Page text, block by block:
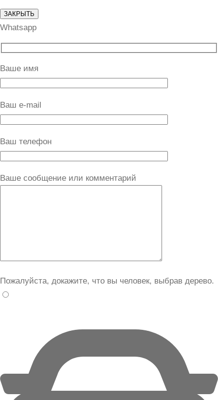
ЗАКРЫТЬ
Whatsapp
Ваше имя
Ваш e-mail
Ваш телефон
Ваше сообщение или комментарий
Пожалуйста, докажите, что вы человек, выбрав дерево.